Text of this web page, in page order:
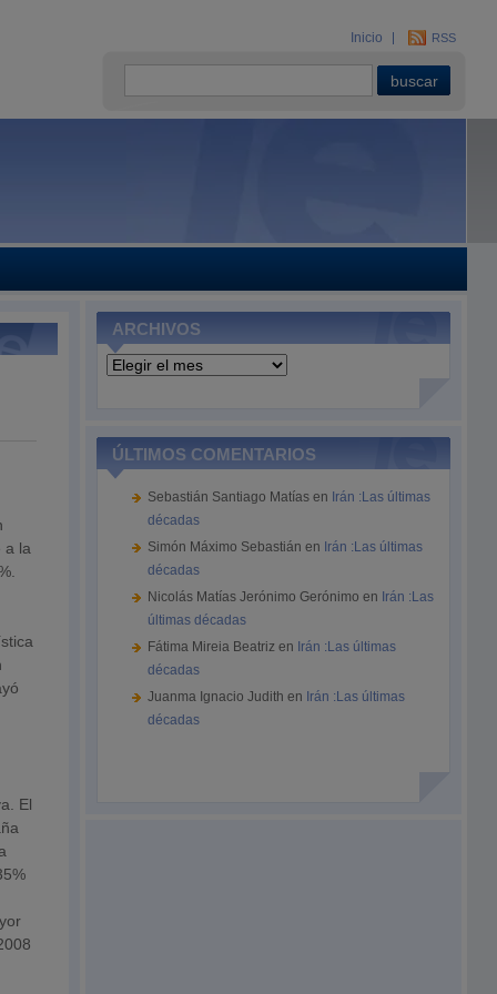
Inicio RSS
a la
El
ARCHIVOS
Archivos
ÚLTIMOS COMENTARIOS
Sebastián Santiago Matías en Irán :Las últimas
décadas
Simón Máximo Sebastián en Irán :Las últimas
décadas
Nicolás Matías Jerónimo Gerónimo en Irán :Las
últimas décadas
Fátima Mireia Beatriz en Irán :Las últimas
décadas
Juanma Ignacio Judith en Irán :Las últimas
décadas